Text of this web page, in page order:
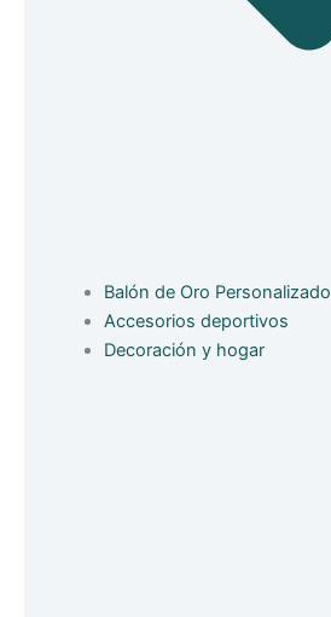
Balón de Oro Personalizado
Accesorios deportivos
Decoración y hogar